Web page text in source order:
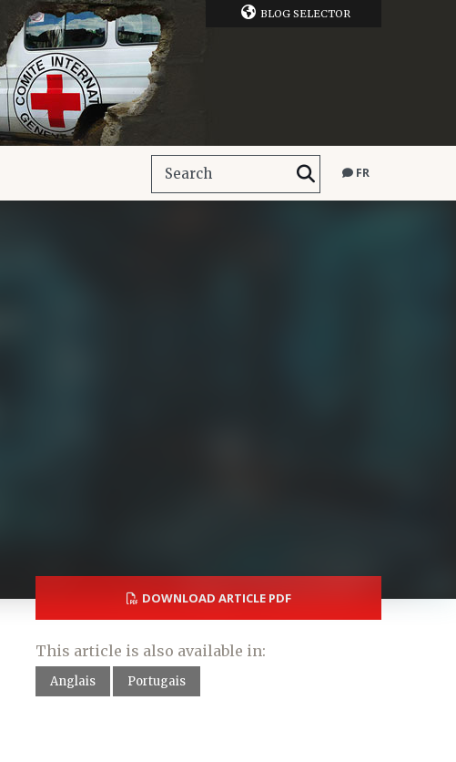
BLOG SELECTOR
FR
DOWNLOAD ARTICLE PDF
This article is also available in:
Anglais Portugais